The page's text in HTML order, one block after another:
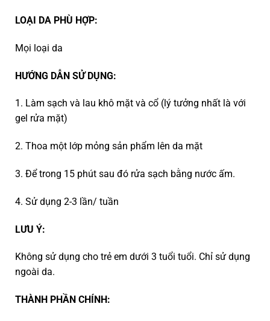
LOẠI DA PHÙ HỢP:
Mọi loại da
HƯỚNG DẪN SỬ DỤNG:
1. Làm sạch và lau khô mặt và cổ (lý tưởng nhất là với
gel rửa mặt)
2. Thoa một lớp mỏng sản phẩm lên da mặt
3. Để trong 15 phút sau đó rửa sạch bằng nước ấm.
4. Sử dụng 2-3 lần/ tuần
LƯU Ý:
Không sử dụng cho trẻ em dưới 3 tuổi tuổi. Chỉ sử dụng
ngoài da.
THÀNH PHẦN CHÍNH: